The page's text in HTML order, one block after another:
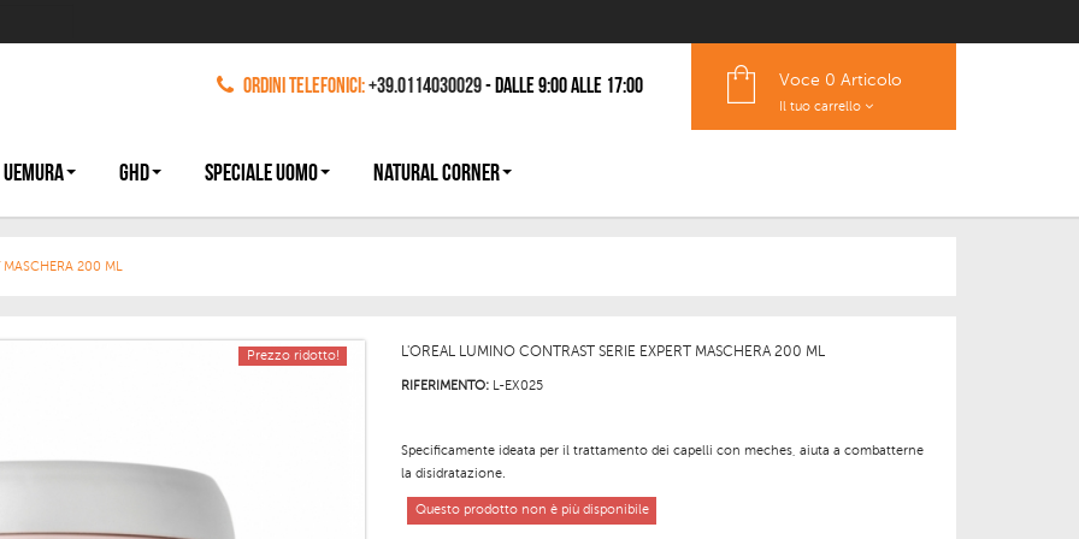
Ordini Telefonici:+39.0114030029- dalle 9:00 alle 17:00 Voce 0 Articolo
Il tuo carrello
GHD SPECIALE UOMO NATURAL CORNER
MASCHERA 200 ML
Prezzo ridotto! L'OREAL LUMINO CONTRAST SERIE EXPERT MASCHERA 200 ML
RIFERIMENTO: L-EX025
Specificamente ideata per il trattamento dei capelli con meches, aiuta a combatterne
la disidratazione.
Questo prodotto non è più disponibile